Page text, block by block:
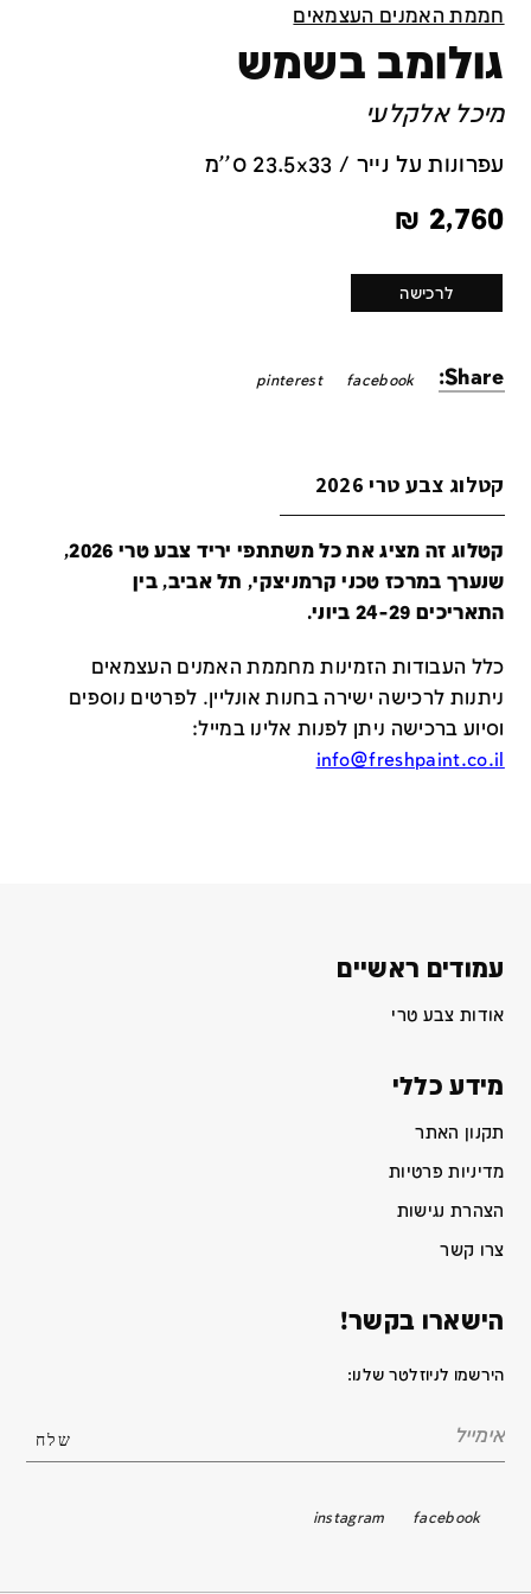
חממת האמנים העצמאים
גולומב בשמש
מיכל אלקלעי
עפרונות על נייר / 23.5x33 ס''מ
2,760
₪
לרכישה
Share:
facebook
pinterest
קטלוג צבע טרי 2026
קטלוג זה מציג את כל משתתפי יריד צבע טרי 2026,
שנערך במרכז טכני קרמניצקי, תל אביב, בין
התאריכים 24-29 ביוני.
כלל העבודות הזמינות מחממת האמנים העצמאים
ניתנות לרכישה ישירה בחנות אונליין. לפרטים נוספים
וסיוע ברכישה ניתן לפנות אלינו במייל:
info@freshpaint.co.il
עמודים ראשיים
אודות צבע טרי
מידע כללי
תקנון האתר
מדיניות פרטיות
הצהרת נגישות
צרו קשר
הישארו בקשר!
הירשמו לניוזלטר שלנו:
facebook
instagram